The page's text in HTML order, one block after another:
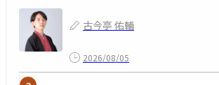
古今亭 佑輔
2026/08/05